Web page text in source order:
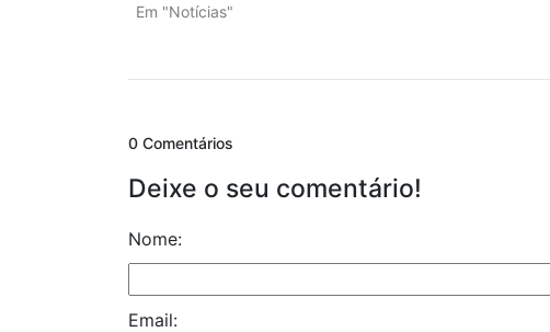
Em "Notícias"
0 Comentários
Deixe o seu comentário!
Nome:
Email: